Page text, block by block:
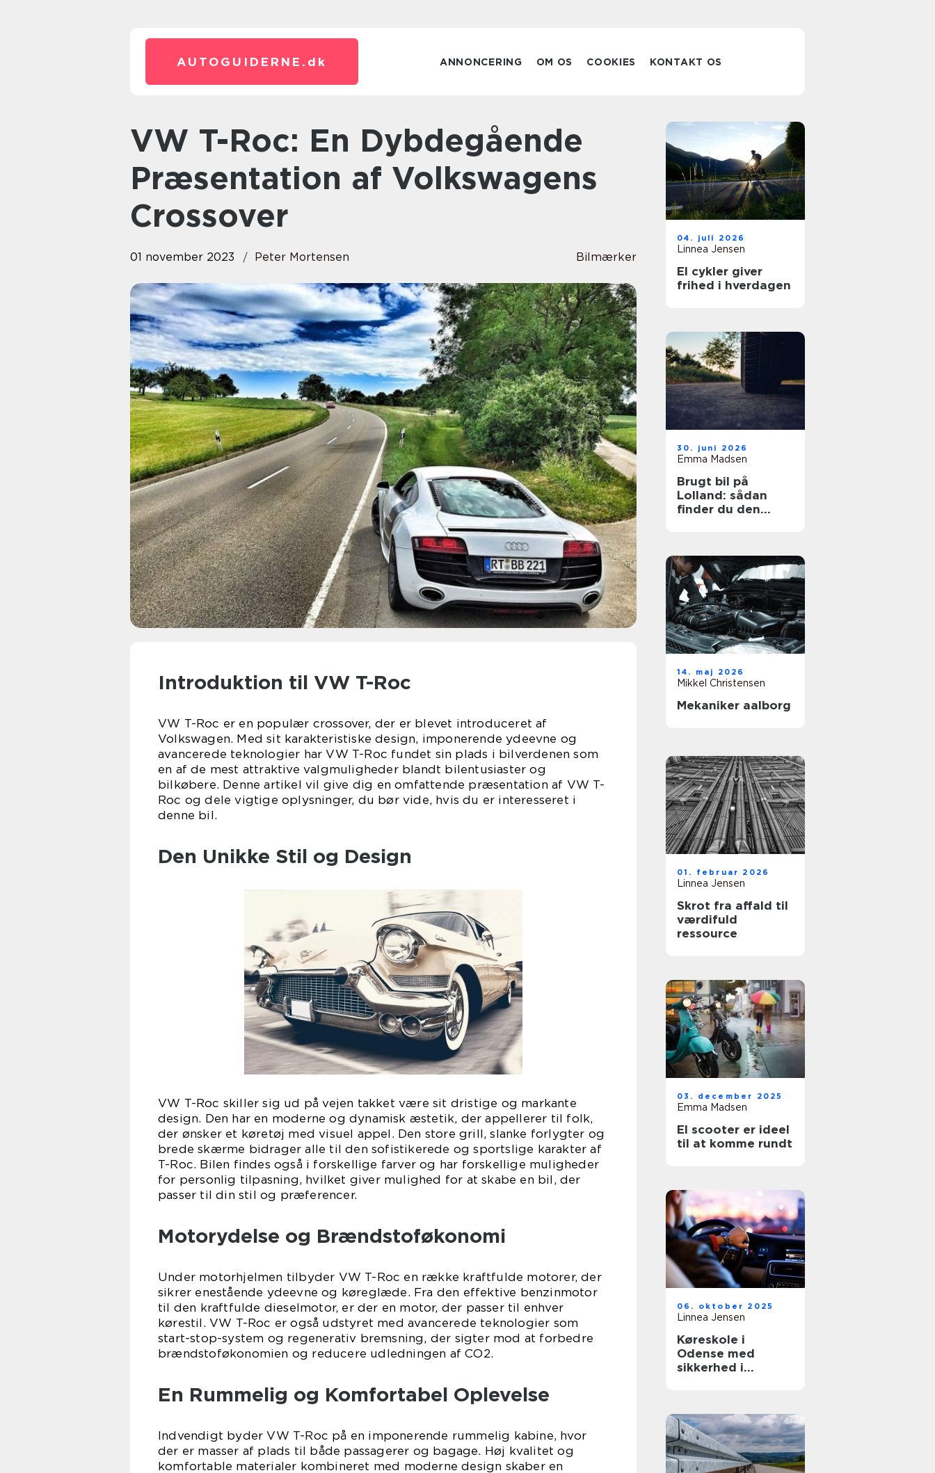
AUTOGUIDERNE. dk ANNONCERING OM OS COOKIES KONTAKT OS
VW T-Roc: En Dybdegående
Præsentation af Volkswagens
Crossover
01 november 2023 Peter Mortensen Bilmærker
Introduktion til VW T-Roc
VW T-Roc er en populær crossover, der er blevet introduceret af
Volkswagen. Med sit karakteristiske design, imponerende ydeevne og
avancerede teknologier har VW T-Roc fundet sin plads i bilverdenen som
en af de mest attraktive valgmuligheder blandt bilentusiaster og
bilkøbere. Denne artikel vil give dig en omfattende præsentation af VW T-
Roc og dele vigtige oplysninger, du bør vide, hvis du er interesseret i
denne bil.
Den Unikke Stil og Design
VW T-Roc skiller sig ud på vejen takket være sit dristige og markante
design. Den har en moderne og dynamisk æstetik, der appellerer til folk,
der ønsker et køretøj med visuel appel. Den store grill, slanke forlygter og
brede skærme bidrager alle til den sofistikerede og sportslige karakter af
T-Roc. Bilen findes også i forskellige farver og har forskellige muligheder
for personlig tilpasning, hvilket giver mulighed for at skabe en bil, der
passer til din stil og præferencer.
Motorydelse og Brændstoføkonomi
Under motorhjelmen tilbyder VW T-Roc en række kraftfulde motorer, der
sikrer enestående ydeevne og køreglæde. Fra den effektive benzinmotor
til den kraftfulde dieselmotor, er der en motor, der passer til enhver
kørestil. VW T-Roc er også udstyret med avancerede teknologier som
start-stop-system og regenerativ bremsning, der sigter mod at forbedre
brændstoføkonomien og reducere udledningen af CO2.
En Rummelig og Komfortabel Oplevelse
Indvendigt byder VW T-Roc på en imponerende rummelig kabine, hvor
der er masser af plads til både passagerer og bagage. Høj kvalitet og
komfortable materialer kombineret med moderne design skaber en
04. juli 2026
Linnea Jensen
El cykler giver
frihed i hverdagen
30. juni 2026
Emma Madsen
Brugt bil på
Lolland: sådan
finder du den
14. maj 2026
Mikkel Christensen
Mekaniker aalborg
01. februar 2026
Linnea Jensen
Skrot fra affald til
værdifuld
ressource
03. december 2025
Emma Madsen
El scooter er ideel
til at komme rundt
06. oktober 2025
Linnea Jensen
Køreskole i
Odense med
sikkerhed i